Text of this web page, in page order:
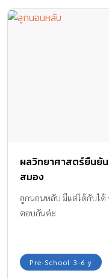
ผลวิทยาศาสตร์ยืนยั
สมอง
ลูกนอนหลับ มีแต่ได้กับได้
ตอบกันค่ะ
Pre-School 3-6 y